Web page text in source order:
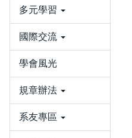
多元學習
國際交流
學會風光
規章辦法
系友專區